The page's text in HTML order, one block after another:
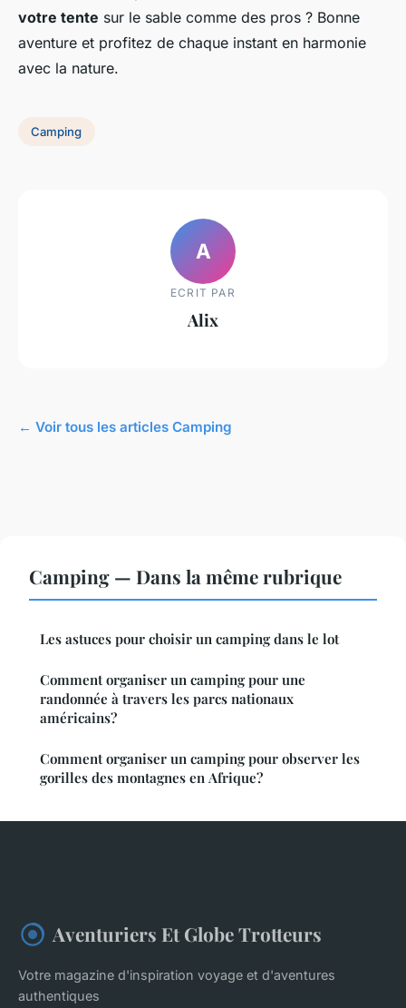
votre tente sur le sable comme des pros ? Bonne
aventure et profitez de chaque instant en harmonie
avec la nature.
Camping
A
ECRIT PAR
Alix
← Voir tous les articles Camping
Camping — Dans la même rubrique
Les astuces pour choisir un camping dans le lot
Comment organiser un camping pour une
randonnée à travers les parcs nationaux
américains?
Comment organiser un camping pour observer les
gorilles des montagnes en Afrique?
Aventuriers Et Globe Trotteurs
Votre magazine d'inspiration voyage et d'aventures
authentiques